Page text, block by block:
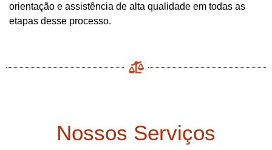
orientação e assistência de alta qualidade em todas as
etapas desse processo.
Nossos Serviços